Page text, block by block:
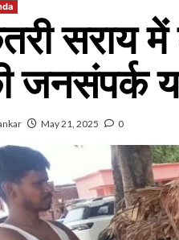
सराय में
जनसंपर्क
May 21, 2025 0